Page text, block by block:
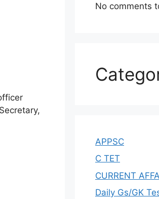
No comments
APPSC
C TET
CURRENT
Daily Gs/GK